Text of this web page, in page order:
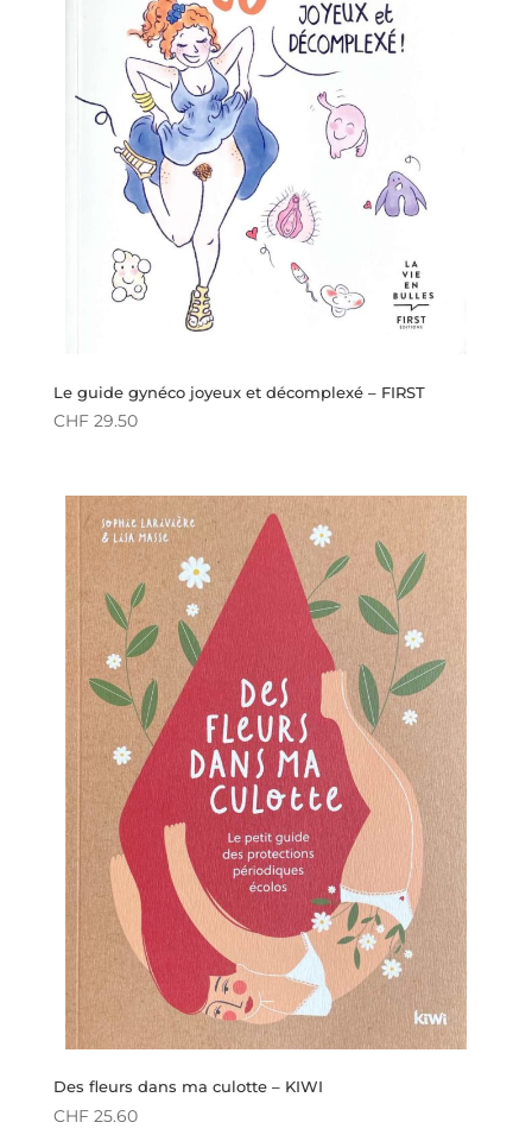
Le guide gynéco joyeux et décomplexé – FIRST
CHF29.50
Des fleurs dans ma culotte – KIWI
CHF25.60